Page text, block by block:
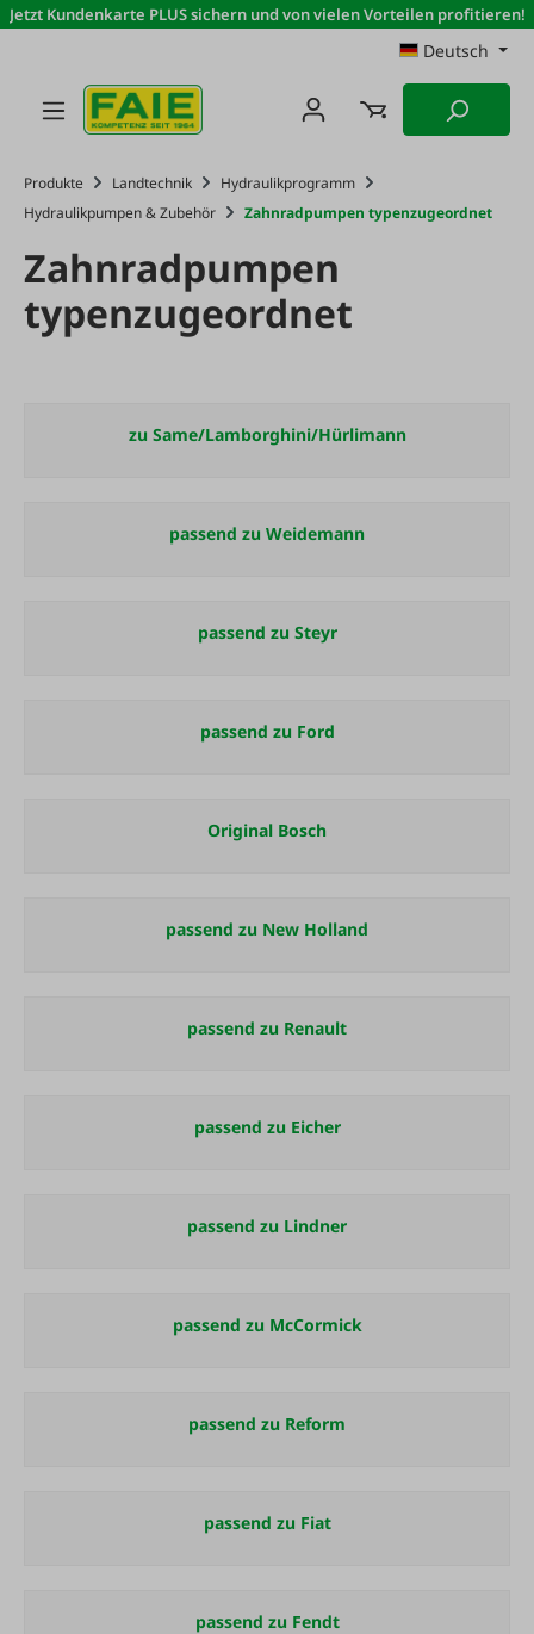
Zum Hauptinhalt springen
Jetzt Kundenkarte PLUS sichern und von vielen Vorteilen profitieren!
Deutsch
Produkte Landtechnik
Hydraulikprogramm
Hydraulikpumpen & Zubehör
Zahnradpumpen typenzugeordnet
Zahnradpumpen
typenzugeordnet
zu Same/Lamborghini/Hürlimann
passend zu Weidemann
passend zu Steyr
passend zu Ford
Original Bosch
passend zu New Holland
passend zu Renault
passend zu Eicher
passend zu Lindner
passend zu McCormick
passend zu Reform
passend zu Fiat
passend zu Fendt